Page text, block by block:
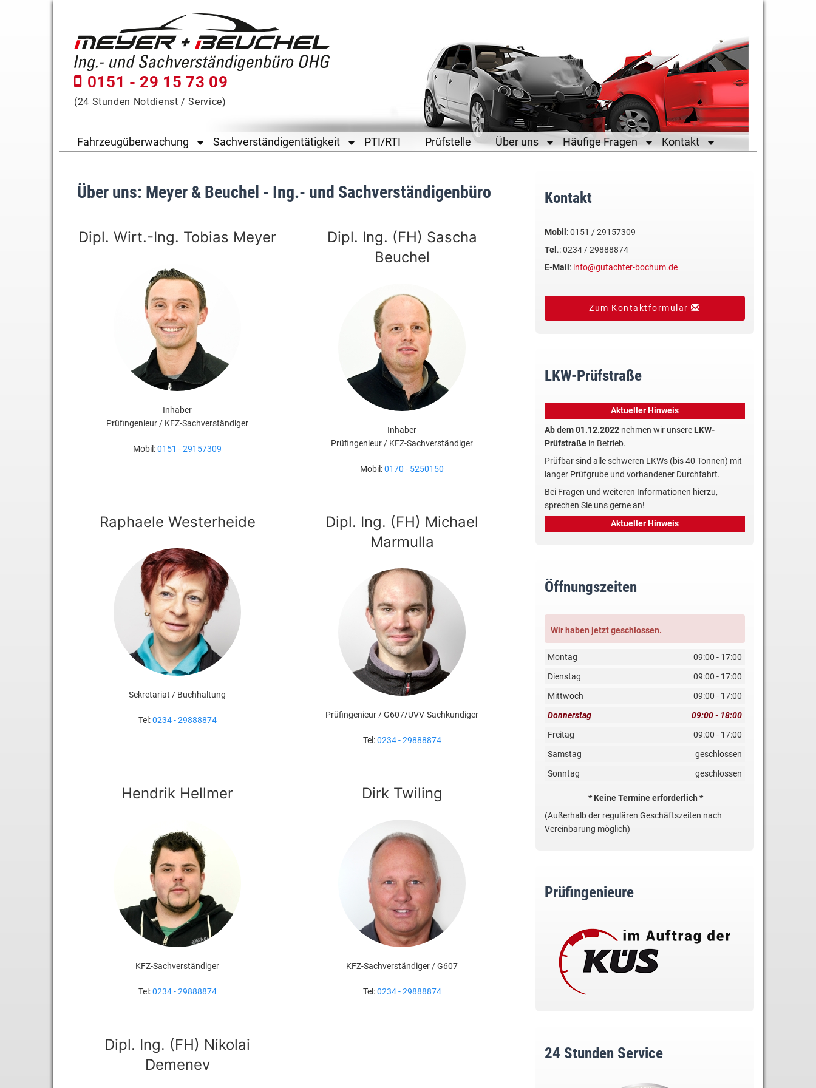
0151 - 29 15 73 09
(24 Stunden Notdienst / Service)
Fahrzeugüberwachung Sachverständigentätigkeit PTI/RTI Prüfstelle Über uns Häufige Fragen Kontakt
Über uns: Meyer & Beuchel - Ing.- und Sachverständigenbüro
Dipl. Wirt.-Ing. Tobias Meyer
Inhaber
Prüfingenieur / KFZ-Sachverständiger
Mobil:0151 - 29157309
Dipl. Ing. (FH) Sascha
Beuchel
Inhaber
Prüfingenieur / KFZ-Sachverständiger
Mobil:0170 - 5250150
Raphaele Westerheide
Sekretariat / Buchhaltung
Tel:0234 - 29888874
Dipl. Ing. (FH) Michael
Marmulla
Prüfingenieur / G607/UVV-Sachkundiger
Tel:0234 - 29888874
Hendrik Hellmer
KFZ-Sachverständiger
Tel:0234 - 29888874
Dirk Twiling
KFZ-Sachverständiger / G607
Tel:0234 - 29888874
Dipl. Ing. (FH) Nikolai
Demenev
Kontakt
Mobil : 0151 / 29157309
Tel .: 0234 / 29888874
E-Mail : info@gutachter-bochum.de
Zum Kontaktformular
LKW-Prüfstraße
Aktueller Hinweis
Ab dem 01.12.2022 nehmen wir unsere LKW-
Prüfstraße in Betrieb.
Prüfbar sind alle schweren LKWs (bis 40 Tonnen) mit
langer Prüfgrube und vorhandener Durchfahrt.
Bei Fragen und weiteren Informationen hierzu,
sprechen Sie uns gerne an!
Aktueller Hinweis
Öffnungszeiten
Wir haben jetzt geschlossen.
Montag
09:00 - 17:00
Dienstag
09:00 - 17:00
Mittwoch
09:00 - 17:00
Donnerstag
09:00 - 18:00
Freitag
09:00 - 17:00
Samstag
geschlossen
Sonntag
geschlossen
* Keine Termine erforderlich *
(Außerhalb der regulären Geschäftszeiten nach
Vereinbarung möglich)
Prüfingenieure
24 Stunden Service